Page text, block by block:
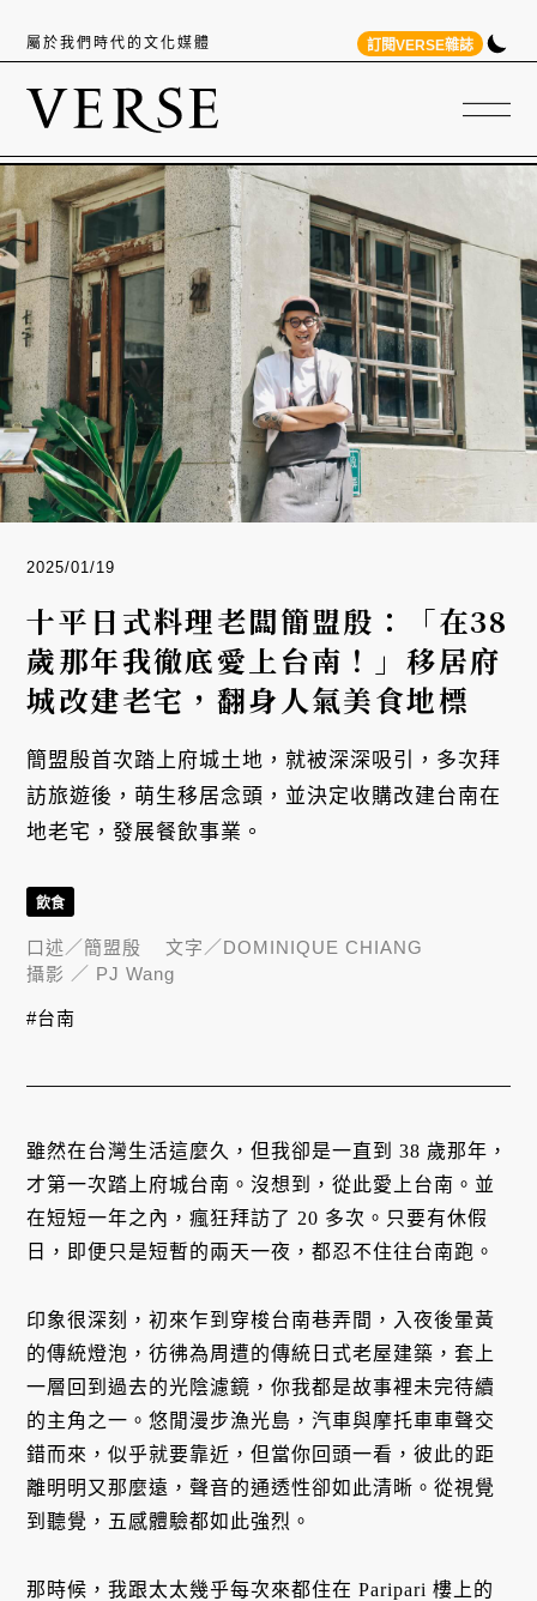
屬於我們時代的文化媒體 訂閱VERSE雜誌
2025/01/19
十平日式料理老闆簡盟殷：「在38
歲那年我徹底愛上台南！」移居府
城改建老宅，翻身人氣美食地標
簡盟殷首次踏上府城土地，就被深深吸引，多次拜
訪旅遊後，萌生移居念頭，並決定收購改建台南在
地老宅，發展餐飲事業。
雖然在台灣生活這麼久，但我卻是一直到 38 歲那年，
才第一次踏上府城台南。沒想到，從此愛上台南。並
在短短一年之內，瘋狂拜訪了 20 多次。只要有休假
日，即便只是短暫的兩天一夜，都忍不住往台南跑。
印象很深刻，初來乍到穿梭台南巷弄間，入夜後暈黃
的傳統燈泡，彷彿為周遭的傳統日式老屋建築，套上
一層回到過去的光陰濾鏡，你我都是故事裡未完待續
的主角之一。悠閒漫步漁光島，汽車與摩托車車聲交
錯而來，似乎就要靠近，但當你回頭一看，彼此的距
離明明又那麼遠，聲音的通透性卻如此清晰。從視覺
到聽覺，五感體驗都如此強烈。
那時候，我跟太太幾乎每次來都住在 Paripari 樓上的
飲食
口述／簡盟殷 文字／DOMINIQUE CHIANG
攝影 ／ PJ Wang
#台南